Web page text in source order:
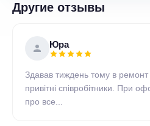
Другие отзывы
Юра
Здавав тиждень тому в ремонт
привітні співробітники. При
про все...